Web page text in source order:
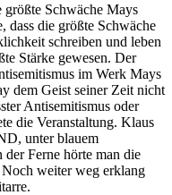
Schwäche Mays
dass die größte Schwäche
schreiben und leben
Stärke gewesen. Der
im Werk Mays
dem Geist seiner Zeit nicht
Antisemitismus oder
die Veranstaltung. Klaus
unter blauem
Ferne hörte man die
weiter weg erklang